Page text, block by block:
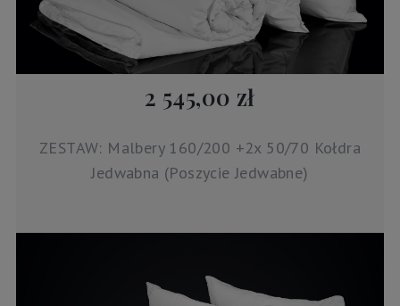
2 545,00 zł
ZESTAW: Malbery 160/200 +2x 50/70 Kołdra
Jedwabna (Poszycie Jedwabne)